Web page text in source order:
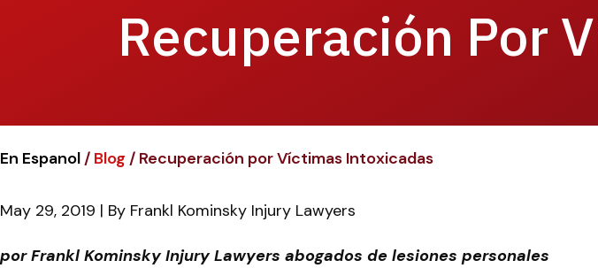
Recuperación Por
En Espanol/ Blog / Recuperación por Víctimas Intoxicadas
May 29, 2019 | By Frankl Kominsky Injury Lawyers
Recuperación
por Frankl Kominsky Injury Lawyers abogados de lesiones personales